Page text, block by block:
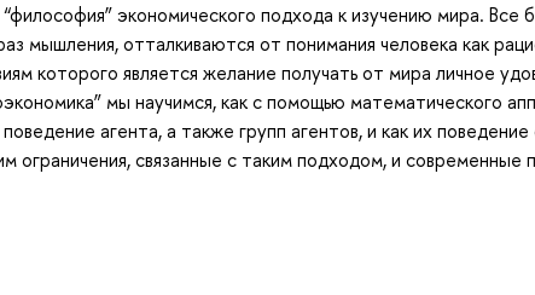
экономического подхода к изучению мира. Все
мышления, отталкиваются от понимания человека как
которого является желание получать от мира личное
мы научимся, как с помощью математического
агента, а также групп агентов, и как их
ограничения, связанные с таким подходом, и современные